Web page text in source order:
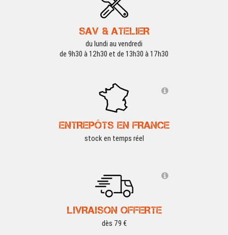
SAV & ATELIER
du lundi au vendredi
de 9h30 à 12h30 et de 13h30 à 17h30
ENTREPÔTS EN FRANCE
stock en temps réel
LIVRAISON OFFERTE
dès 79 €